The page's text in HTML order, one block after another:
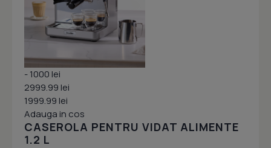
- 1000 lei
2999.99 lei
1999.99 lei
Adauga in cos
CASEROLA PENTRU VIDAT ALIMENTE
1.2 L